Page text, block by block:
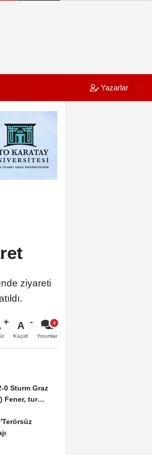
Yazarlar
ziyareti
A
Küçült Yorumlar
0 Sturm Graz
Fener, tur